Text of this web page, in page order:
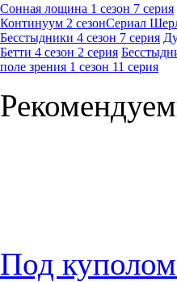
Сонная лощина 1 сезон 7 серия
Континуум 2 сезонСериал
Бесстыдники 4 сезон 7 серия
Бетти 4 сезон 2 серия
поле зрения 1 сезон 11 серия
Под